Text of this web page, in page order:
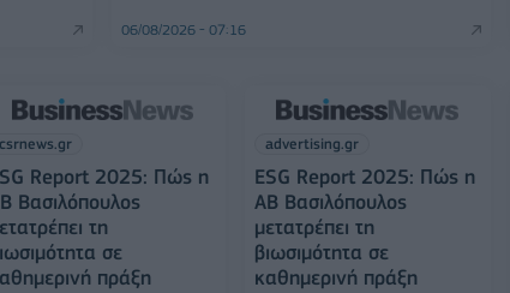
06/08/2026 - 07:16
csrnews.gr
Report 2025: Πώς η
Βασιλόπουλος
τη
σε
πράξη
advertising.gr
ESG Report 2025: Πώς η
ΑΒ Βασιλόπουλος
μετατρέπει τη
βιωσιμότητα σε
καθημερινή πράξη